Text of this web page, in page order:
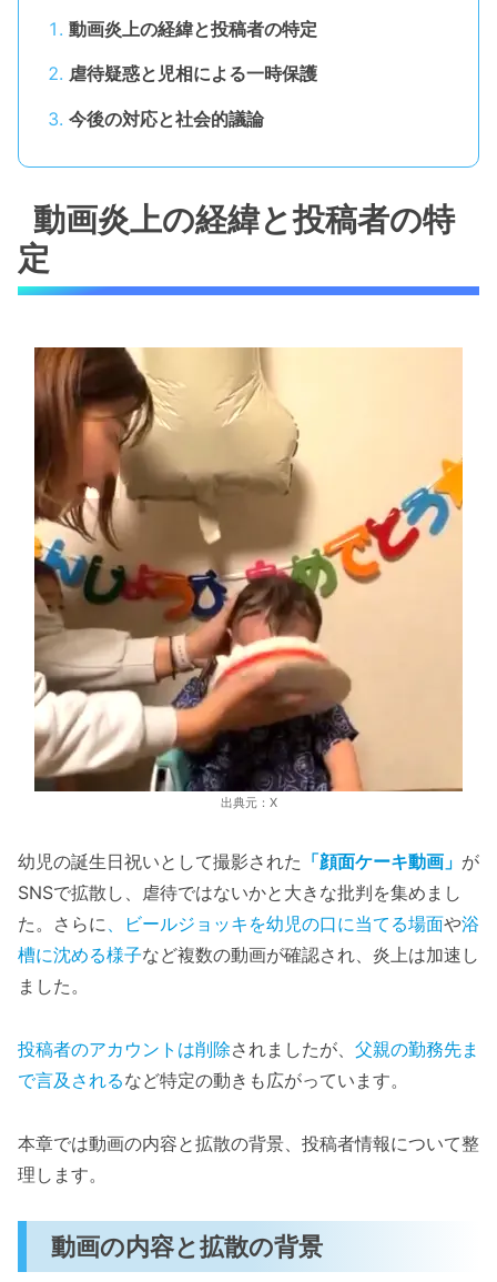
動画炎上の経緯と投稿者の特定
虐待疑惑と児相による一時保護
今後の対応と社会的議論
動画炎上の経緯と投稿者の特
定
出典元：X
幼児の誕生日祝いとして撮影された 「顔面ケーキ動画」 が
SNSで拡散し、虐待ではないかと大きな批判を集めまし
た。さらに 、ビールジョッキを幼児の口に当てる場面や浴
槽に沈める様子など複数の動画が確認され、炎上は加速し
ました。
投稿者のアカウントは削除されましたが、 父親の勤務先ま
で言及されるなど特定の動きも広がっています。
本章では動画の内容と拡散の背景、投稿者情報について整
理します。
動画の内容と拡散の背景